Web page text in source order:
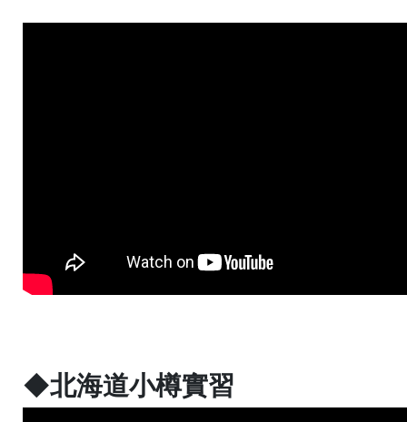
◆北海道小樽實習